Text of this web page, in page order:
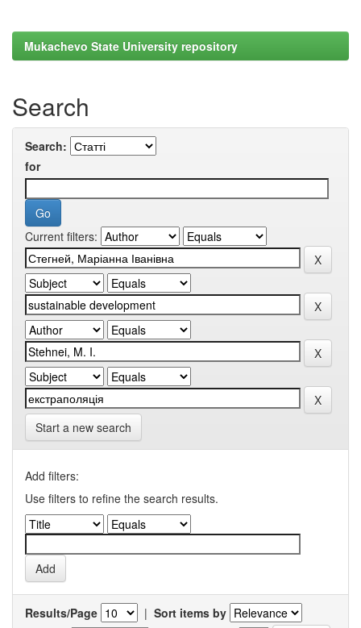
Mukachevo State University repository
Search
Search:
for
Current filters:
Start a new search
Add filters:
Use filters to refine the search results.
Results/Page | Sort items by